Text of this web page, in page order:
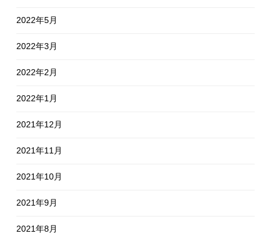
2022年5月
2022年3月
2022年2月
2022年1月
2021年12月
2021年11月
2021年10月
2021年9月
2021年8月